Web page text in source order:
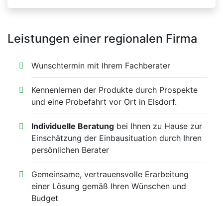
Leistungen einer regionalen Firma
Wunschtermin mit Ihrem Fachberater
Kennenlernen der Produkte durch Prospekte
und eine Probefahrt vor Ort in Elsdorf.
Individuelle Beratung bei Ihnen zu Hause zur
Einschätzung der Einbausituation durch Ihren
persönlichen Berater
Gemeinsame, vertrauensvolle Erarbeitung
einer Lösung gemäß Ihren Wünschen und
Budget